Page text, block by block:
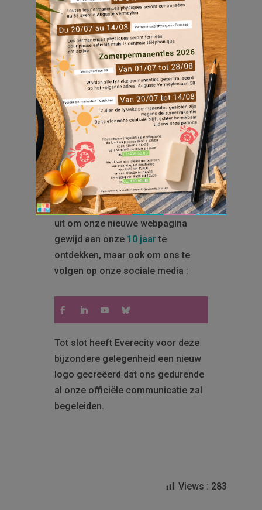
Januari 2025 markeert voor
Everecity het begin van een nieuw
decennium. Een eerste mijlpaal die
ons de kans biedt om dit jaar een
jubileum te vieren als rode draad
doorheen 2025.
Om deze verjaardag te vieren,
staan er verschillende acties op het
programma.
Om niets te missen, nodigen we u
uit om onze nieuwe webpagina
gewijd aan onze 10 jaarte
ontdekken, maar ook om ons te
volgen op onze sociale media :
Tot slot heeft Everecity voor deze
bijzondere gelegenheid een nieuw
logo gecreëerd dat ons gedurende
al onze officiële communicatie zal
begeleiden.
Views : 283